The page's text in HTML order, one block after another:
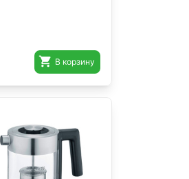
 В корзину